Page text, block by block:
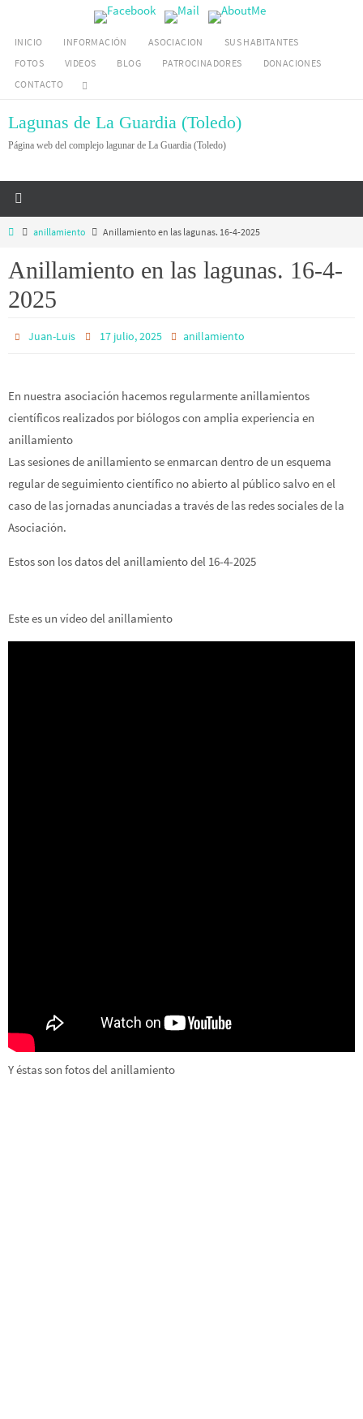
contenido
INICIO INFORMACIÓN ASOCIACION
SUS HABITANTES
FOTOS
VIDEOS BLOG PATROCINADORES
DONACIONES
CONTACTO
Lagunas de La Guardia (Toledo)
Página web del complejo lagunar de La Guardia (Toledo)
Inicioanillamiento Anillamiento en las lagunas. 16-4-2025
Anillamiento en las lagunas. 16-4-
2025
Juan-Luis 17 julio, 2025 anillamiento
En nuestra asociación hacemos regularmente anillamientos
científicos realizados por biólogos con amplia experiencia en
anillamiento
Las sesiones de anillamiento se enmarcan dentro de un esquema
regular de seguimiento científico no abierto al público salvo en el
caso de las jornadas anunciadas a través de las redes sociales de la
Asociación.
Estos son los datos del anillamiento del 16-4-2025
Este es un vídeo del anillamiento
Y éstas son fotos del anillamiento